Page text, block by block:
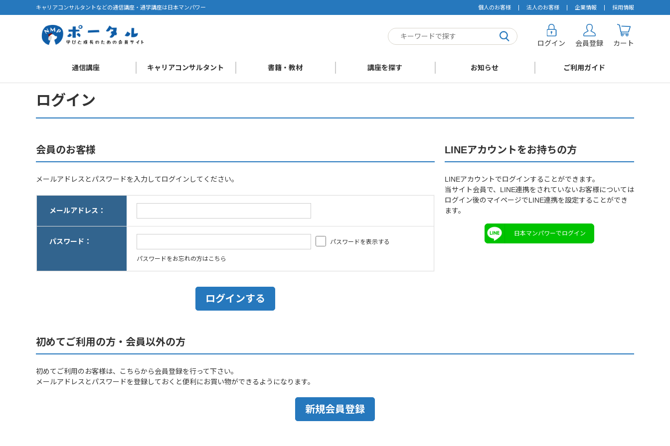
キャリアコンサルタントなどの通信講座・通学講座は日本マンパワー 個人のお客様 法人のお客様 企業情報 採用情報
ログイン 会員登録 カート
通信講座 キャリアコンサルタント 書籍・教材 講座を探す お知らせ ご利用ガイド
ログイン
会員のお客様
メールアドレスとパスワードを入力してログインしてください。
メールアドレス：
パスワード： パスワードを表示する
パスワードをお忘れの方はこちら
LINEアカウントをお持ちの方
LINEアカウントでログインすることができます。
当サイト会員で、LINE連携をされていないお客様については
ログイン後のマイページでLINE連携を設定することができ
ます。
日本マンパワーでログイン
初めてご利用の方・会員以外の方
初めてご利用のお客様は、こちらから会員登録を行って下さい。
メールアドレスとパスワードを登録しておくと便利にお買い物ができるようになります。